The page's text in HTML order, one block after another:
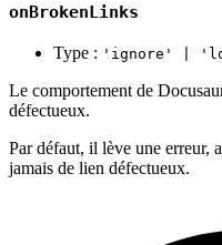
onBrokenLinks
Type : 'ignore' |
Le comportement de
défectueux.
Par défaut, il lève une erreur,
jamais de lien défectueux.